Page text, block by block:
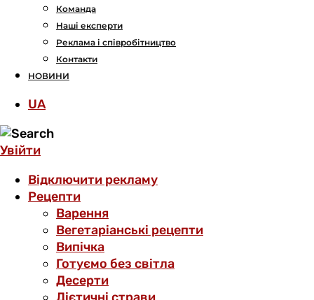
Команда
Наші експерти
Реклама і співробітництво
Контакти
НОВИНИ
UA
Увійти
Відключити рекламу
Рецепти
Варення
Вегетаріанські рецепти
Випічка
Готуємо без світла
Десерти